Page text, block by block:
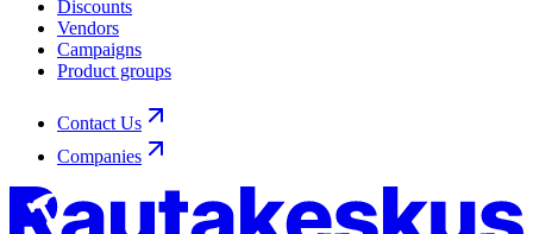
Discounts
Vendors
Campaigns
Product groups
Contact Us
Companies